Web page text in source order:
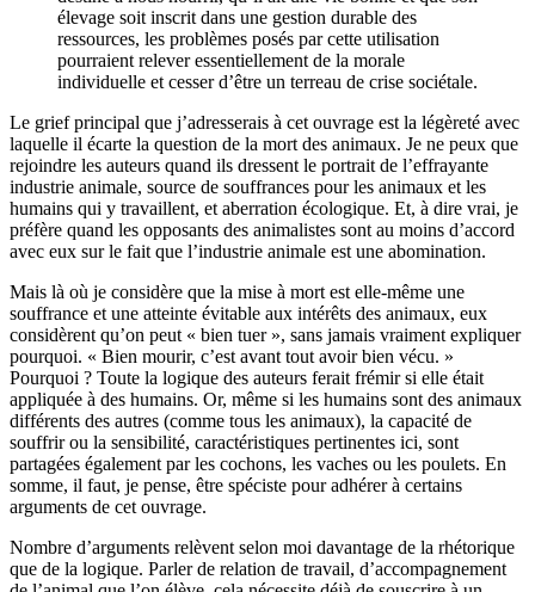
élevage soit inscrit dans une gestion durable des
ressources, les problèmes posés par cette utilisation
pourraient relever essentiellement de la morale
individuelle et cesser d’être un terreau de crise sociétale.
Le grief principal que j’adresserais à cet ouvrage est la légèreté avec
laquelle il écarte la question de la mort des animaux. Je ne peux que
rejoindre les auteurs quand ils dressent le portrait de l’effrayante
industrie animale, source de souffrances pour les animaux et les
humains qui y travaillent, et aberration écologique. Et, à dire vrai, je
préfère quand les opposants des animalistes sont au moins d’accord
avec eux sur le fait que l’industrie animale est une abomination.
Mais là où je considère que la mise à mort est elle-même une
souffrance et une atteinte évitable aux intérêts des animaux, eux
considèrent qu’on peut « bien tuer », sans jamais vraiment expliquer
pourquoi. « Bien mourir, c’est avant tout avoir bien vécu. »
Pourquoi ? Toute la logique des auteurs ferait frémir si elle était
appliquée à des humains. Or, même si les humains sont des animaux
différents des autres (comme tous les animaux), la capacité de
souffrir ou la sensibilité, caractéristiques pertinentes ici, sont
partagées également par les cochons, les vaches ou les poulets. En
somme, il faut, je pense, être spéciste pour adhérer à certains
arguments de cet ouvrage.
Nombre d’arguments relèvent selon moi davantage de la rhétorique
que de la logique. Parler de relation de travail, d’accompagnement